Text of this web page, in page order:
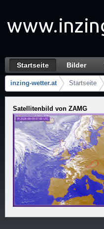
Unbeständig und
Navigare
Startseite Bilder
Urme
inzing-wetter.at Startseite
Satellitenbild von ZAMG